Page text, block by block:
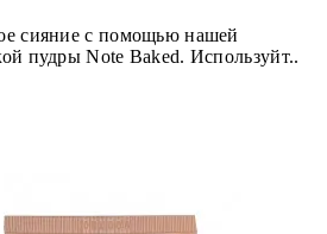
сияние с помощью нашей
пудры Note Baked. Используйт..